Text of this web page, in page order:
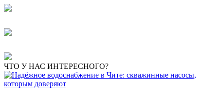
ЧТО У НАС ИНТЕРЕСНОГО?